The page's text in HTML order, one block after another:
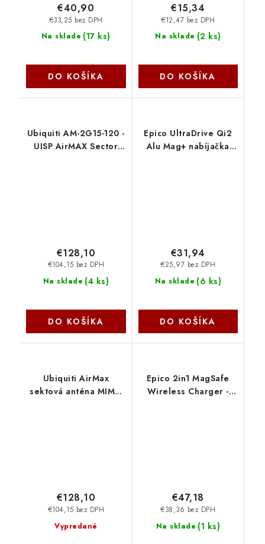
Na sklade (17 ks)
€33,25 bez DPH
€40,90
DO KOŠÍKA
Na sklade (2 ks)
€12,47 bez DPH
€15,34
DO KOŠÍKA
Ubiquiti AM-2G15-120 -
UISP AirMAX Sector
Na sklade (4 ks)
€104,15 bez DPH
€128,10
DO KOŠÍKA
Epico UltraDrive Qi2
Alu Mag+ nabíjačka
Na sklade (6 ks)
€25,97 bez DPH
€31,94
DO KOŠÍKA
Ubiquiti AirMax
sektová anténa MIMO
Vypredané
€104,15 bez DPH
€128,10
Epico 2in1 MagSafe
Wireless Charger -
Na sklade (1 ks)
€38,36 bez DPH
€47,18